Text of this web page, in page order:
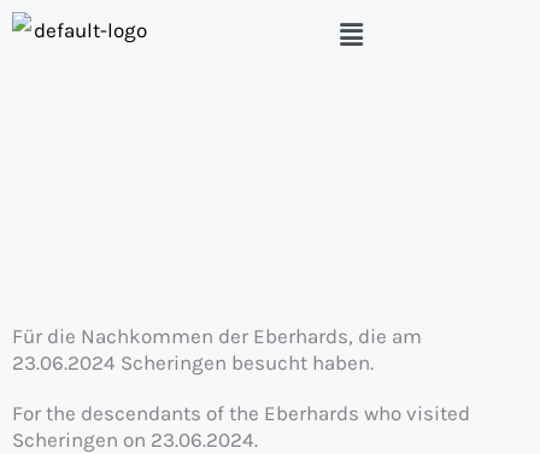
Zum
Menü
Für die Nachkommen der Eberhards, die am
23.06.2024 Scheringen besucht haben.
For the descendants of the Eberhards who visited
Scheringen on 23.06.2024.